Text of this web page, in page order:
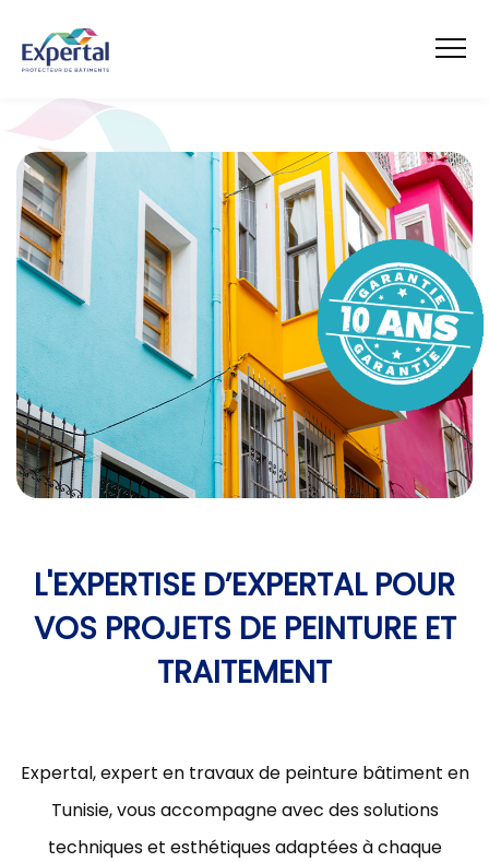
L'EXPERTISE D’EXPERTAL POUR
VOS PROJETS DE PEINTURE ET
TRAITEMENT
Expertal, expert en travaux de peinture bâtiment en
Tunisie, vous accompagne avec des solutions
techniques et esthétiques adaptées à chaque